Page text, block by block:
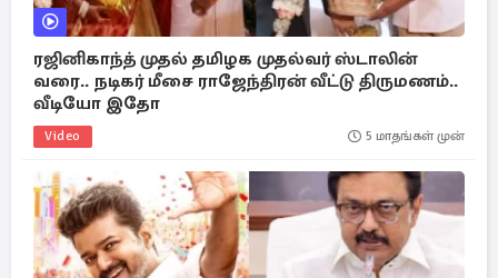
ரஜினிகாந்த் முதல் தமிழக முதல்வர் ஸ்டாலின்
வரை.. நடிகர் மீசை ராஜேந்திரன் வீட்டு திருமணம்..
வீடியோ இதோ
Video 5 மாதங்கள் முன்